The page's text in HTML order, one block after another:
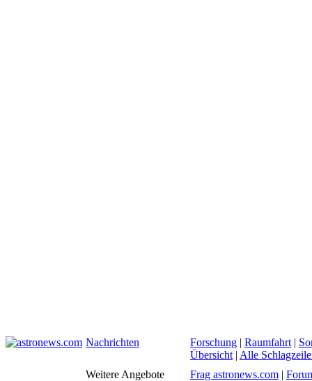
Nachrichten Forschung | Raumfahrt |
Übersicht | Alle
Weitere Angebote
Frag astronews.com |